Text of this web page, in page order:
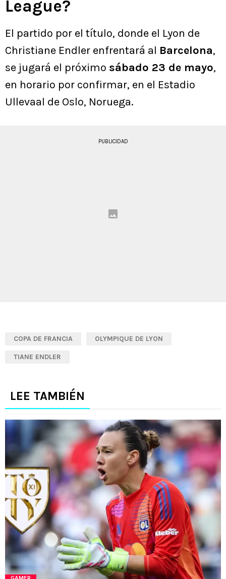
League?
El partido por el título, donde el Lyon de
Christiane Endler enfrentará al Barcelona,
se jugará el próximo sábado 23 de mayo,
en horario por confirmar, en el Estadio
Ullevaal de Oslo, Noruega.
PUBLICIDAD
COPA DE FRANCIA OLYMPIQUE DE LYON
TIANE ENDLER
LEE TAMBIÉN